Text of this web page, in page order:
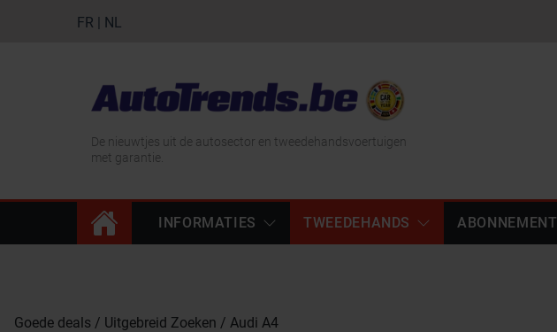
FR | NL
De nieuwtjes uit de autosector en tweedehandsvoertuigen
met garantie.
INFORMATIES TWEEDEHANDS ABONNEMENT
Goede deals Uitgebreid Zoeken Audi A4